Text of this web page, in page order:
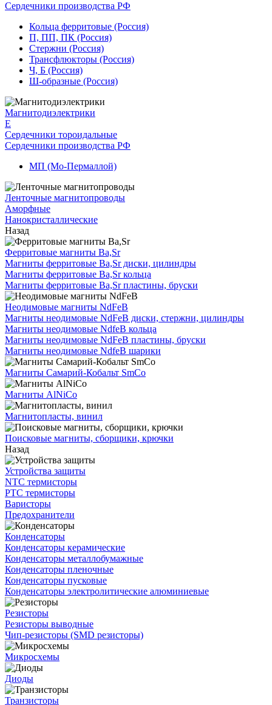
Сердечники производства РФ
Кольца ферритовые (Россия)
П, ПП, ПК (Россия)
Стержни (Россия)
Трансфлюкторы (Россия)
Ч, Б (Россия)
Ш-образные (Россия)
Магнитодиэлектрики
E
Сердечники тороидальные
Сердечники производства РФ
МП (Мо-Пермаллой)
Ленточные магнитопроводы
Аморфные
Нанокристаллические
Назад
Ферритовые магниты Ba,Sr
Магниты ферритовые Ba,Sr диски, цилиндры
Магниты ферритовые Ba,Sr кольца
Магниты ферритовые Ba,Sr пластины, бруски
Неодимовые магниты NdFeB
Магниты неодимовые NdFeB диски, стержни, цилиндры
Магниты неодимовые NdfeB кольца
Магниты неодимовые NdFeB пластины, бруски
Магниты неодимовые NdfeB шарики
Магниты Самарий-Кобальт SmCo
Магниты AlNiCo
Магнитопласты, винил
Поисковые магниты, сборщики, крючки
Назад
Устройства защиты
NTC термисторы
PTC термисторы
Варисторы
Предохранители
Конденсаторы
Конденсаторы керамические
Конденсаторы металлобумажные
Конденсаторы пленочные
Конденсаторы пусковые
Конденсаторы электролитические алюминиевые
Резисторы
Резисторы выводные
Чип-резисторы (SMD резисторы)
Микросхемы
Диоды
Транзисторы